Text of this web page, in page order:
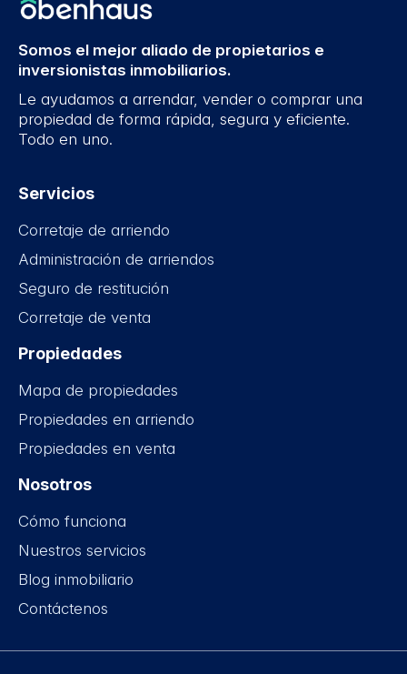
Somos el mejor aliado de propietarios e
inversionistas inmobiliarios.
Le ayudamos a arrendar, vender o comprar una
propiedad de forma rápida, segura y eficiente.
Todo en uno.
Servicios
Corretaje de arriendo
Administración de arriendos
Seguro de restitución
Corretaje de venta
Propiedades
Mapa de propiedades
Propiedades en arriendo
Propiedades en venta
Nosotros
Cómo funciona
Nuestros servicios
Blog inmobiliario
Contáctenos